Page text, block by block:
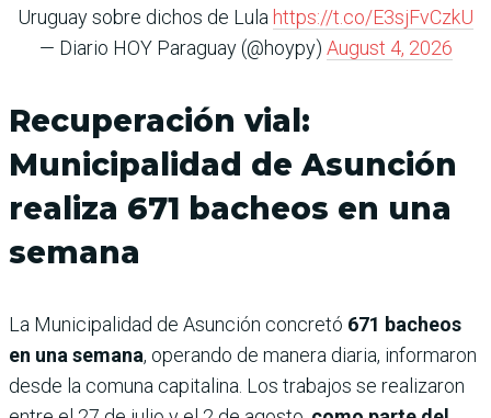
Uruguay sobre dichos de Lula https://t.co/E3sjFvCzkU
— Diario HOY Paraguay (@hoypy) August 4, 2026
Recuperación vial:
Municipalidad de Asunción
realiza 671 bacheos en una
semana
La Municipalidad de Asunción concretó 671 bacheos
en una semana, operando de manera diaria, informaron
desde la comuna capitalina. Los trabajos se realizaron